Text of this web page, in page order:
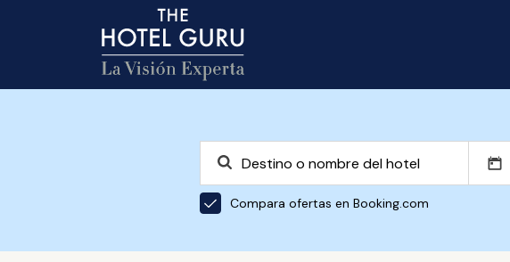
Compara ofertas en Booking.com